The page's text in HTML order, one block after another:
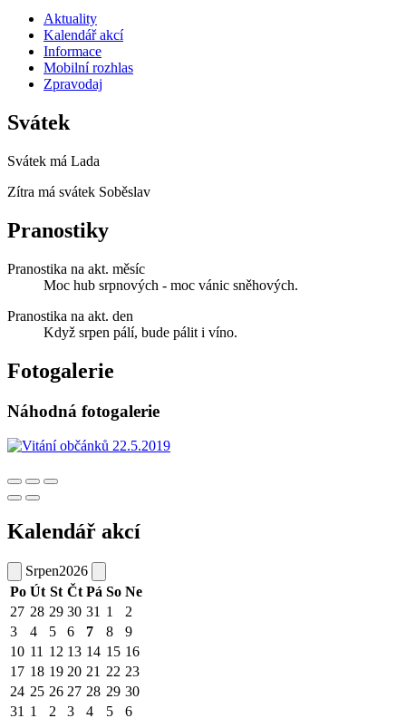
Aktuality
Kalendář akcí
Informace
Mobilní rozhlas
Zpravodaj
Svátek
Svátek má Lada
Zítra má svátek Soběslav
Pranostiky
Pranostika na akt. měsíc
Moc hub srpnových - moc vánic sněhových.
Pranostika na akt. den
Když srpen pálí, bude pálit i víno.
Fotogalerie
Náhodná fotogalerie
Kalendář akcí
Srpen2026
Po Út St Čt Pá So Ne
27 28 29 30 31 1
2
3
4 5 6 7 8
9
10 11 12 13 14 15 16
17 18 19 20 21 22 23
24 25 26 27 28 29 30
31 1 2 3 4 5 6